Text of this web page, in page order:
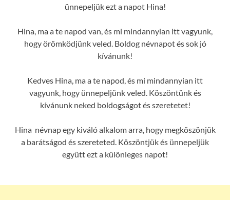
ünnepeljük ezt a napot Hina!
Hina, ma a te napod van, és mi mindannyian itt vagyunk,
hogy örömködjünk veled. Boldog névnapot és sok jó
kívánunk!
Kedves Hina, ma a te napod, és mi mindannyian itt
vagyunk, hogy ünnepeljünk veled. Köszöntünk és
kívánunk neked boldogságot és szeretetet!
Hina névnap egy kiváló alkalom arra, hogy megköszönjük
a barátságod és szereteted. Köszöntjük és ünnepeljük
együtt ezt a különleges napot!